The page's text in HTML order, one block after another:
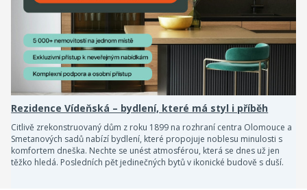
Rezidence Vídeňská – bydlení, které má styl i příběh
Citlivě zrekonstruovaný dům z roku 1899 na rozhraní centra Olomouce a
Smetanových sadů nabízí bydlení, které propojuje noblesu minulosti s
komfortem dneška. Nechte se unést atmosférou, která se dnes už jen
těžko hledá. Posledních pět jedinečných bytů v ikonické budově s duší.